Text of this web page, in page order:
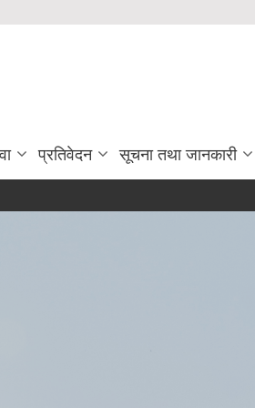
प्रतिवेदन सूचना तथा जानकारी